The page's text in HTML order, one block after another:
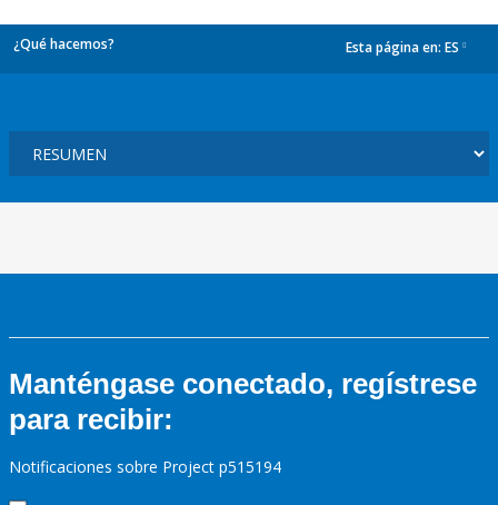
¿Qué hacemos? Esta página en: ES
Manténgase conectado, regístrese
para recibir:
Notificaciones sobre Project p515194